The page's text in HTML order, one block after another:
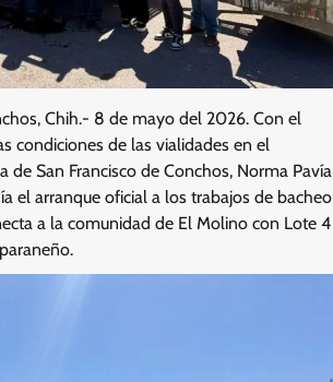
Chih.- 8 de mayo del 2026. Con el
condiciones de las vialidades en el
de San Francisco de Conchos, Norma Pavía
el arranque oficial a los trabajos de bacheo
a la comunidad de El Molino con Lote 4